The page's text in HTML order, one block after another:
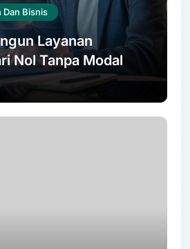
Dan Bisnis
Layanan
Nol Tanpa Modal